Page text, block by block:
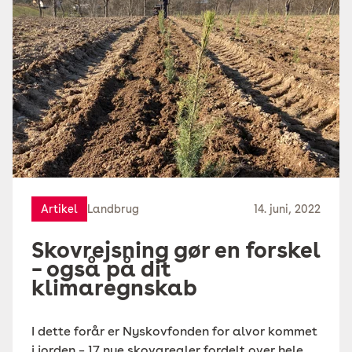
Artikel Landbrug 14. juni, 2022
Skovrejsning gør en forskel
– også på dit
klimaregnskab
I dette forår er Nyskovfonden for alvor kommet